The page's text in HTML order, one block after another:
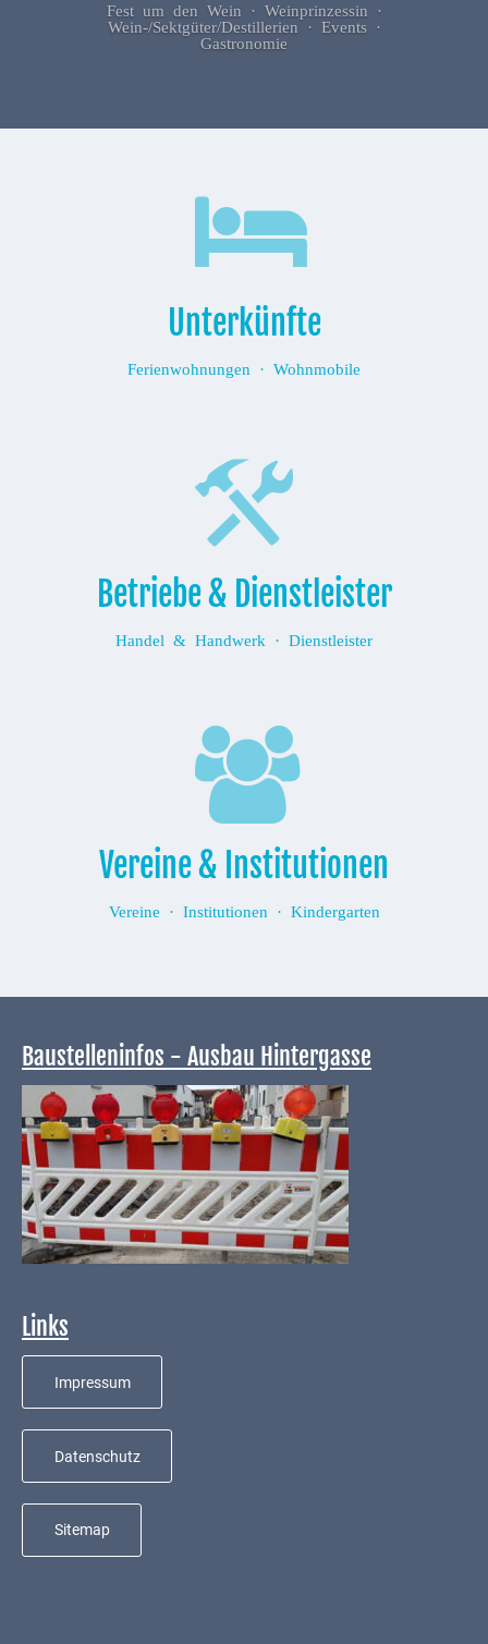
Fest um den Wein · Weinprinzessin ·
Wein-/Sektgüter/Destillerien · Events ·
Gastronomie
Unterkünfte
Ferienwohnungen · Wohnmobile
Betriebe & Dienstleister
Handel & Handwerk · Dienstleister
Vereine & Institutionen
Vereine · Institutionen · Kindergarten
Baustelleninfos - Ausbau Hintergasse
Links
Impressum
Datenschutz
Sitemap